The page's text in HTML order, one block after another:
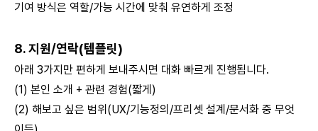
기여 방식은 역할/가능 시간에 맞춰 유연하게 조정
8. 지원/연락(템플릿)
아래 3가지만 편하게 보내주시면 대화 빠르게 진행됩니다.
(1) 본인 소개 + 관련 경험(짧게)
(2) 해보고 싶은 범위(UX/기능정의/프리셋 설계/문서화 중 무엇